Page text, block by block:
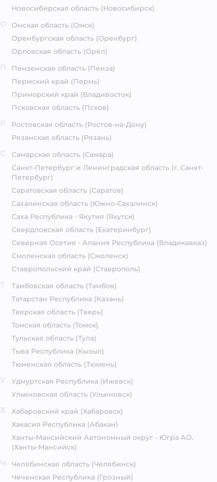
Новосибирская область (Новосибирск)
Омская область (Омск)
Оренбургская область (Оренбург)
Орловская область (Орёл)
Пензенская область (Пенза)
Пермский край (Пермь)
Приморский край (Владивосток)
Псковская область (Псков)
Ростовская область (Ростов-на-Дону)
Рязанская область (Рязань)
Самарская область (Самара)
Санкт-Петербург и Ленинградская область (г. Санкт-
Петербург)
Саратовская область (Саратов)
Сахалинская область (Южно-Сахалинск)
Саха Республика - Якутия (Якутск)
Свердловская область (Екатеринбург)
Северная Осетия - Алания Республика (Владикавказ)
Смоленская область (Смоленск)
Ставропольский край (Ставрополь)
Тамбовская область (Тамбов)
Татарстан Республика (Казань)
Тверская область (Тверь)
Томская область (Томск)
Тульская область (Тула)
Тыва Республика (Кызыл)
Тюменская область (Тюмень)
Удмуртская Республика (Ижевск)
Ульяновская область (Ульяновск)
Хабаровский край (Хабаровск)
Хакасия Республика (Абакан)
Ханты-Мансийский Автономный округ - Югра АО.
(Ханты-Мансийск)
Челябинская область (Челябинск)
Чеченская Республика (Грозный)